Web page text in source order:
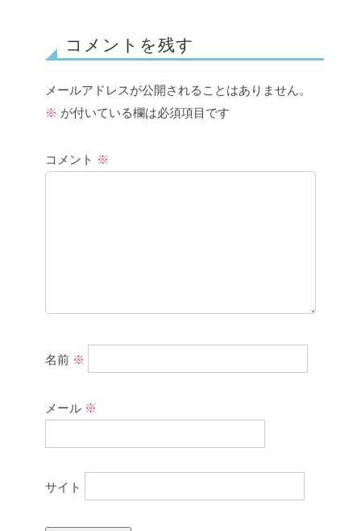
コメントを残す
メールアドレスが公開されることはありません。
※ が付いている欄は必須項目です
コメント ※
名前 ※
メール ※
サイト